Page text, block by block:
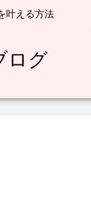
叶える方法
ログ